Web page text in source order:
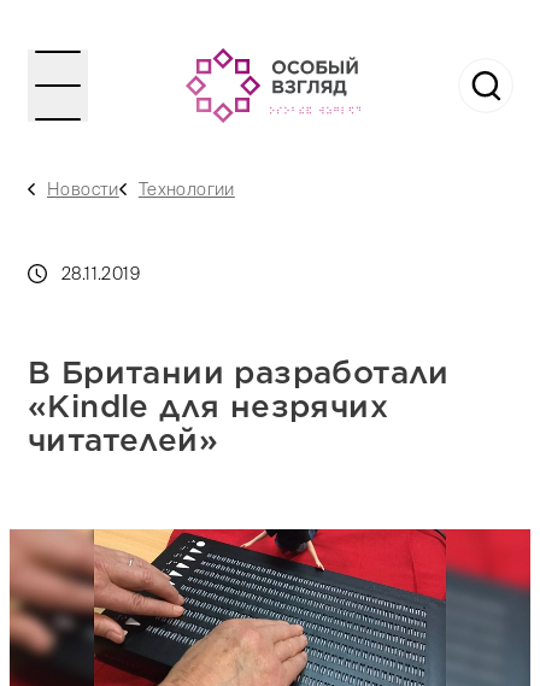
Новости Технологии
28.11.2019
В Британии разработали
«Kindle для незрячих
читателей»